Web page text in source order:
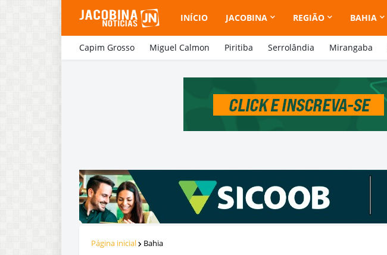
INÍCIO JACOBINA REGIÃO BAHIA
Capim Grosso Miguel Calmon Piritiba Serrolândia Mirangaba
Página inicial Bahia